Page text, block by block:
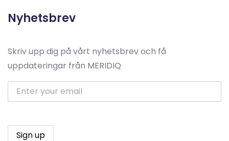
Nyhetsbrev
Skriv upp dig på vårt nyhetsbrev och få
uppdateringar från MERIDIQ